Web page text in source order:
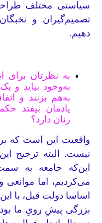
سیاستی مختلف
تصمیم‌گیران و
دهیم.
به نظرتان برای
به‌وجود بیاید و
به‌هم بزنند و
یادمان بیفتد
زنان دارد؟
واقعیت این است که
نیست. البته ترجیح
این‌که جامعه به
می‌کردیم، اما
اساسا دولت قبل، با
بزرگی پیشِ رویِ ما